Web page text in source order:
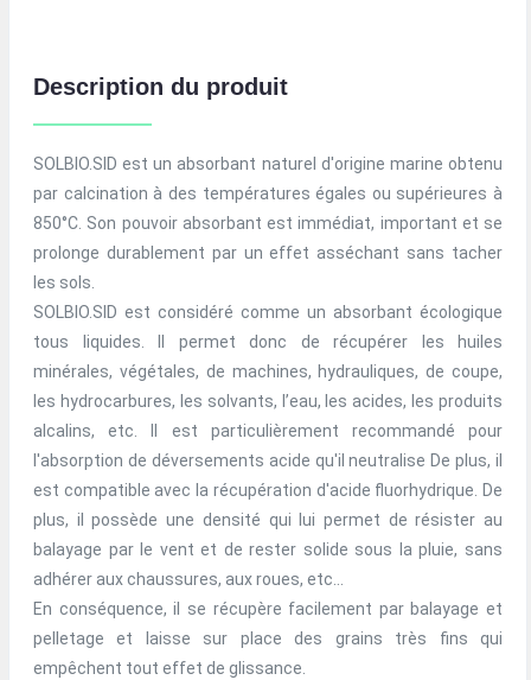
Description du produit
SOLBIO.SID est un absorbant naturel d'origine marine obtenu
par calcination à des températures égales ou supérieures à
850°C. Son pouvoir absorbant est immédiat, important et se
prolonge durablement par un effet asséchant sans tacher
les sols.
SOLBIO.SID est considéré comme un absorbant écologique
tous liquides. Il permet donc de récupérer les huiles
minérales, végétales, de machines, hydrauliques, de coupe,
les hydrocarbures, les solvants, l’eau, les acides, les produits
alcalins, etc. Il est particulièrement recommandé pour
l'absorption de déversements acide qu'il neutralise De plus, il
est compatible avec la récupération d'acide fluorhydrique. De
plus, il possède une densité qui lui permet de résister au
balayage par le vent et de rester solide sous la pluie, sans
adhérer aux chaussures, aux roues, etc...
En conséquence, il se récupère facilement par balayage et
pelletage et laisse sur place des grains très fins qui
empêchent tout effet de glissance.